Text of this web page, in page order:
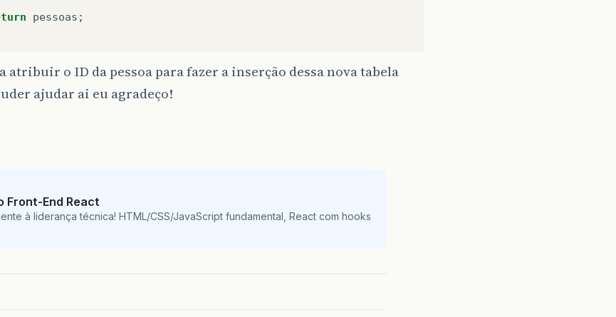
pessoas ;
atribuir o ID da pessoa para fazer a inserção dessa nova tabela
ajudar ai eu agradeço!
Front-End React
à liderança técnica! HTML/CSS/JavaScript fundamental, React com hooks